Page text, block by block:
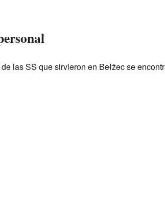
las SS que sirvieron en Bełżec se